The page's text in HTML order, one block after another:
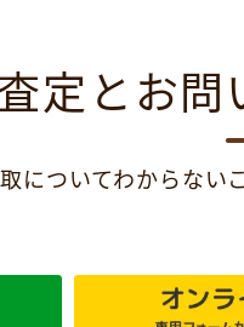
定とお問
についてわからない